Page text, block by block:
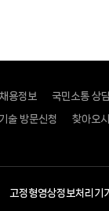
채용정보 국민소통 상
술 방문신청 찾아오
고정형영상정보처리기